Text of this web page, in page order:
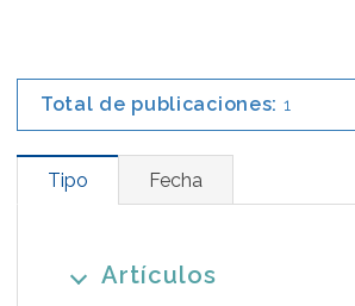
Total de publicaciones: 1
Tipo Fecha
Artículos